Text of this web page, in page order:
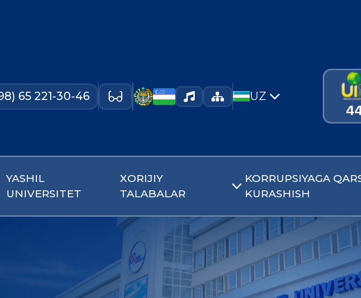
65 221-30-46 UZ
YASHIL
UNIVERSITET
XORIJIY
TALABALAR
KORRUPSIYAGA
KURASHISH